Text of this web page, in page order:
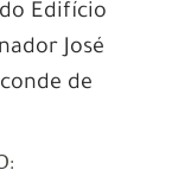
Edifício
José
de